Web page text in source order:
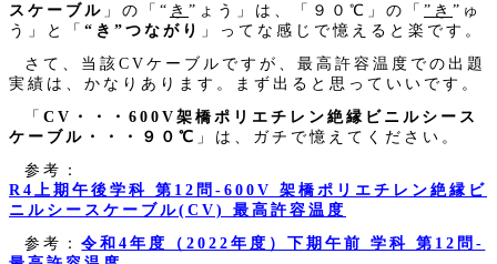
スケーブル 」の「“ き ”ょう」は、「９０℃」の「 ”き ”ゅ
う」と「 “き”つながり
」ってな感じで憶えると楽です。
さて、当該CVケーブルですが、最高許容温度での出題
実績は、かなりあります。まず出ると思っていいです。
「CV・・・600V架橋ポリエチレン絶縁ビニルシース
ケーブル・・・９０℃ 」は、ガチで憶えてください。
参考：
R4上期午後学科 第12問‐600V 架橋ポリエチレン絶縁ビ
ニルシースケーブル(CV) 最高許容温度
参考：令和4年度（2022年度）下期午前 学科 第12問‐